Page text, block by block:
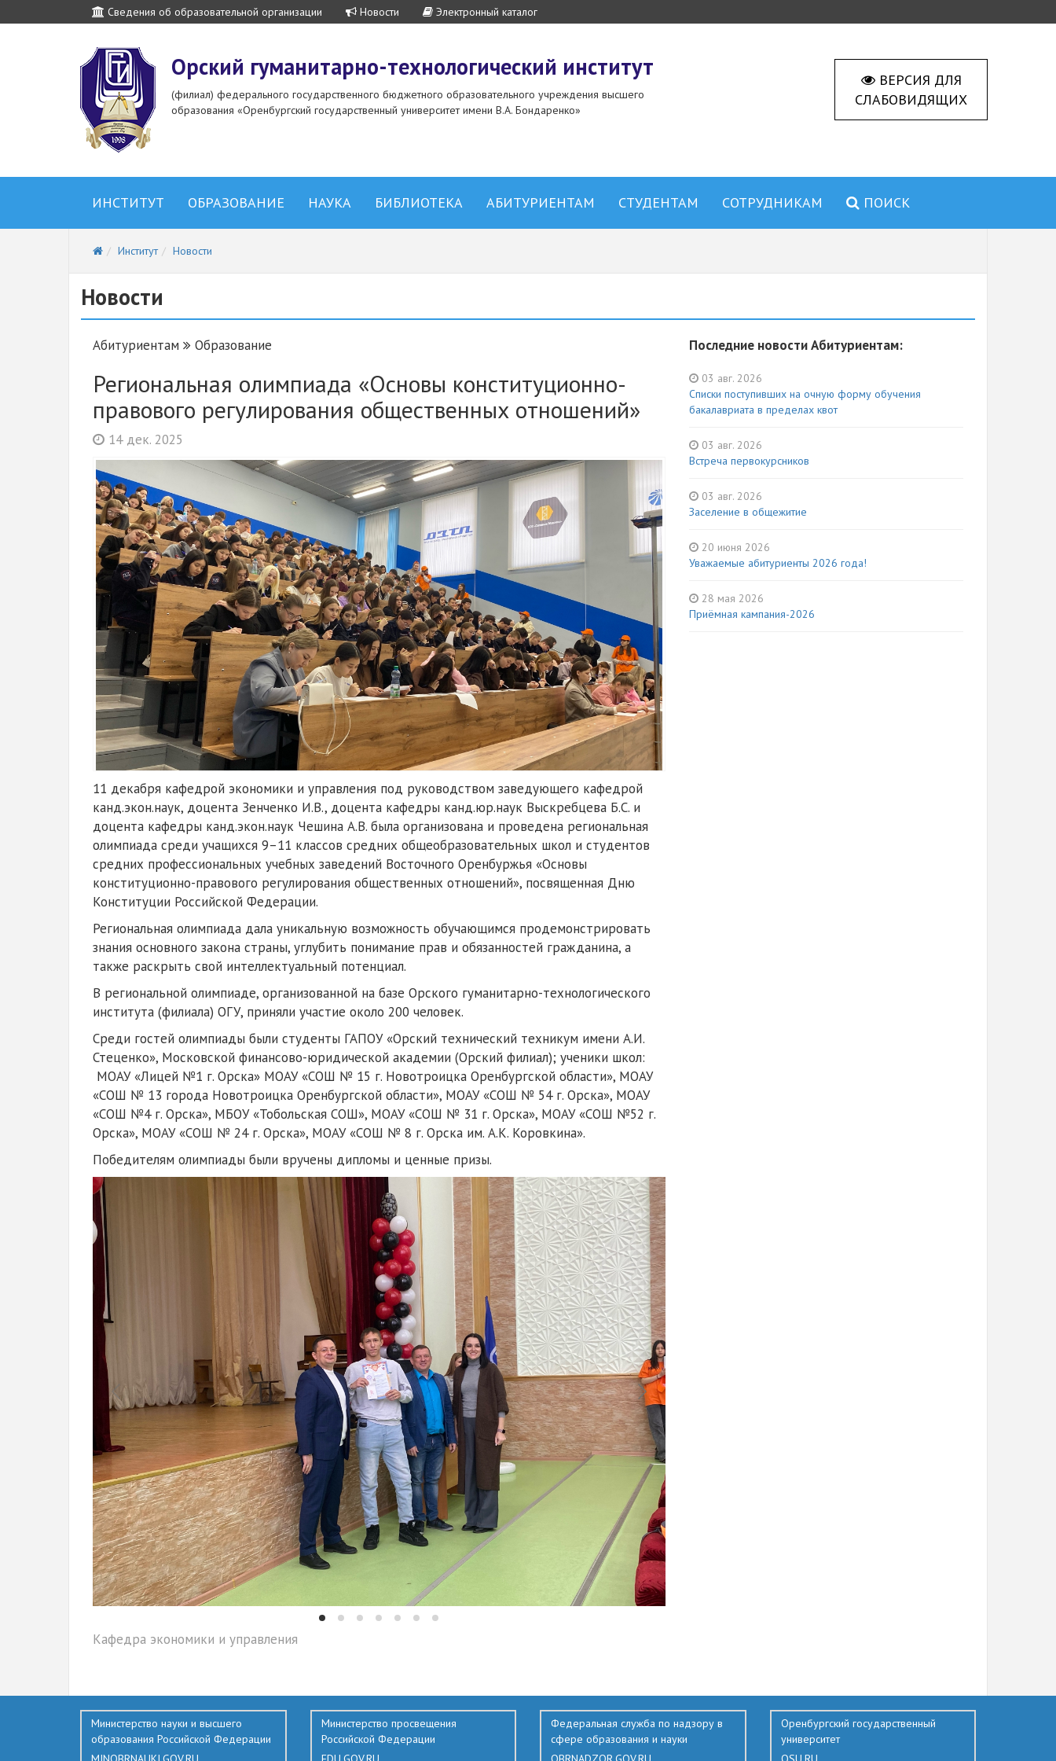
Сведения об образовательной организации Новости Электронный каталог
Орский гуманитарно-технологический институт
(филиал) федерального государственного бюджетного образовательного учреждения высшего
образования «Оренбургский государственный университет имени В.А. Бондаренко»
ВЕРСИЯ ДЛЯ
СЛАБОВИДЯЩИХ
ИНСТИТУТ ОБРАЗОВАНИЕ НАУКА БИБЛИОТЕКА АБИТУРИЕНТАМ СТУДЕНТАМ СОТРУДНИКАМ ПОИСК
Институт Новости
Новости
Абитуриентам Образование
Региональная олимпиада «Основы конституционно-
правового регулирования общественных отношений»
14 дек. 2025
11 декабря кафедрой экономики и управления под руководством заведующего кафедрой
канд.экон.наук, доцента Зенченко И.В., доцента кафедры канд.юр.наук Выскребцева Б.С. и
доцента кафедры канд.экон.наук Чешина А.В. была организована и проведена региональная
олимпиада среди учащихся 9–11 классов средних общеобразовательных школ и студентов
средних профессиональных учебных заведений Восточного Оренбуржья «Основы
конституционно-правового регулирования общественных отношений», посвященная Дню
Конституции Российской Федерации.
Региональная олимпиада дала уникальную возможность обучающимся продемонстрировать
знания основного закона страны, углубить понимание прав и обязанностей гражданина, а
также раскрыть свой интеллектуальный потенциал.
В региональной олимпиаде, организованной на базе Орского гуманитарно-технологического
института (филиала) ОГУ, приняли участие около 200 человек.
Среди гостей олимпиады были студенты ГАПОУ «Орский технический техникум имени А.И.
Стеценко», Московской финансово-юридической академии (Орский филиал); ученики школ:
МОАУ «Лицей №1 г. Орска» МОАУ «СОШ № 15 г. Новотроицка Оренбургской области», МОАУ
«СОШ № 13 города Новотроицка Оренбургской области», МОАУ «СОШ № 54 г. Орска», МОАУ
«СОШ №4 г. Орска», МБОУ «Тобольская СОШ», МОАУ «СОШ № 31 г. Орска», МОАУ «СОШ №52 г.
Орска», МОАУ «СОШ № 24 г. Орска», МОАУ «СОШ № 8 г. Орска им. А.К. Коровкина».
Победителям олимпиады были вручены дипломы и ценные призы.
Кафедра экономики и управления
Последние новости Абитуриентам:
03 авг. 2026
Списки поступивших на очную форму обучения
бакалавриата в пределах квот
03 авг. 2026
Встреча первокурсников
03 авг. 2026
Заселение в общежитие
20 июня 2026
Уважаемые абитуриенты 2026 года!
28 мая 2026
Приёмная кампания-2026
Министерство науки и высшего
образования Российской Федерации
Министерство просвещения
Российской Федерации
Федеральная служба по надзору в
сфере образования и науки
Оренбургский государственный
университет